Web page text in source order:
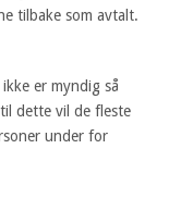
tilbake som avtalt.
er myndig så
dette vil de fleste
under for